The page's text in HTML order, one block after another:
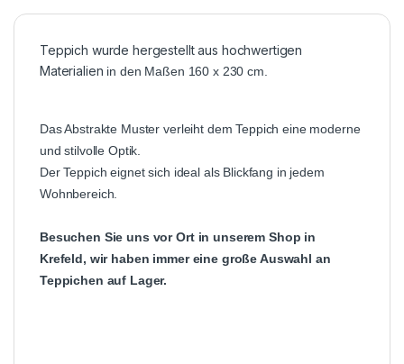
Teppich wurde hergestellt aus hochwertigen
Materialien in den Maßen 160 x 230 cm.
Das Abstrakte Muster verleiht dem Teppich eine moderne
und stilvolle Optik.
Der Teppich eignet sich ideal als Blickfang in jedem
Wohnbereich.
Besuchen Sie uns vor Ort in unserem Shop in
Krefeld, wir haben immer eine große Auswahl an
Teppichen auf Lager.